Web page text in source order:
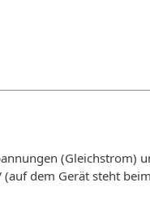
(Gleichstrom)
dem Gerät steht